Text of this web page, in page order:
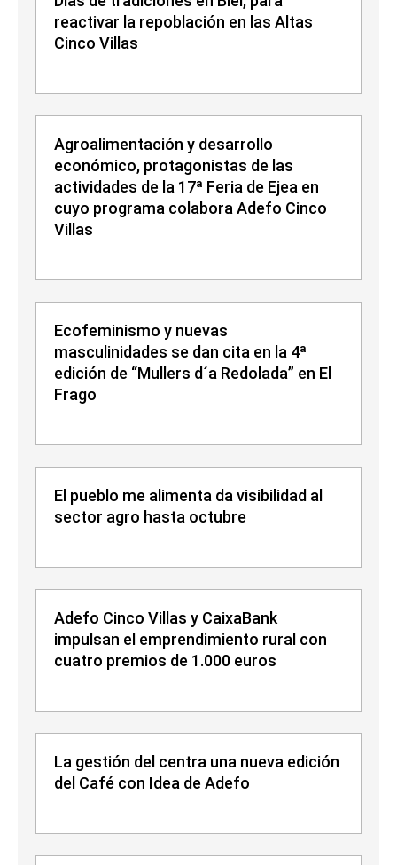
reactivar la repoblación en las Altas
Cinco Villas
Agroalimentación y desarrollo
económico, protagonistas de las
actividades de la 17ª Feria de Ejea en
cuyo programa colabora Adefo Cinco
Villas
Ecofeminismo y nuevas
masculinidades se dan cita en la 4ª
edición de “Mullers d´a Redolada” en El
Frago
El pueblo me alimenta da visibilidad al
sector agro hasta octubre
Adefo Cinco Villas y CaixaBank
impulsan el emprendimiento rural con
cuatro premios de 1.000 euros
La gestión del centra una nueva edición
del Café con Idea de Adefo